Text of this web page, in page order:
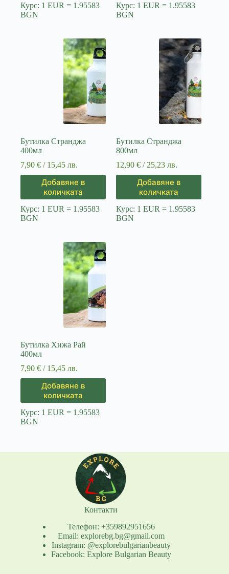
Курс: 1 EUR = 1.95583
BGN
Курс: 1 EUR = 1.95583
BGN
Бутилка Странджа
400мл
7,90 € / 15,45 лв.
Добавяне в
количката
Курс: 1 EUR = 1.95583
BGN
Бутилка Странджа
800мл
12,90€ / 25,23 лв.
Добавяне в
количката
Курс: 1 EUR = 1.95583
BGN
Бутилка Хижа Рай
400мл
7,90 € / 15,45 лв.
Добавяне в
количката
Курс: 1 EUR = 1.95583
BGN
Контакти
Телефон: +359892951656
Email: explorebg.bg@gmail.com
Instagram: @explorebulgarianbeauty
Facebook: Explore Bulgarian Beauty